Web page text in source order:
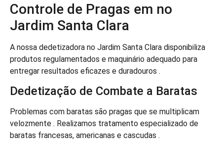
Controle de Pragas em no
Jardim Santa Clara
A nossa dedetizadora no Jardim Santa Clara disponibiliza
produtos regulamentados e maquinário adequado para
entregar resultados eficazes e duradouros .
Dedetização de Combate a Baratas
Problemas com baratas são pragas que se multiplicam
velozmente . Realizamos tratamento especializado de
baratas francesas, americanas e cascudas .